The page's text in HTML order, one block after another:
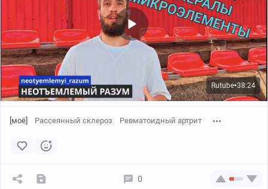
Rutube●38:24
[моё] Рассеянный склероз Ревматоидный артрит
0